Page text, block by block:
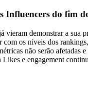
Influencers do fim
vieram demonstrar a sua
com os níveis dos
não serão afetadas
e engagement